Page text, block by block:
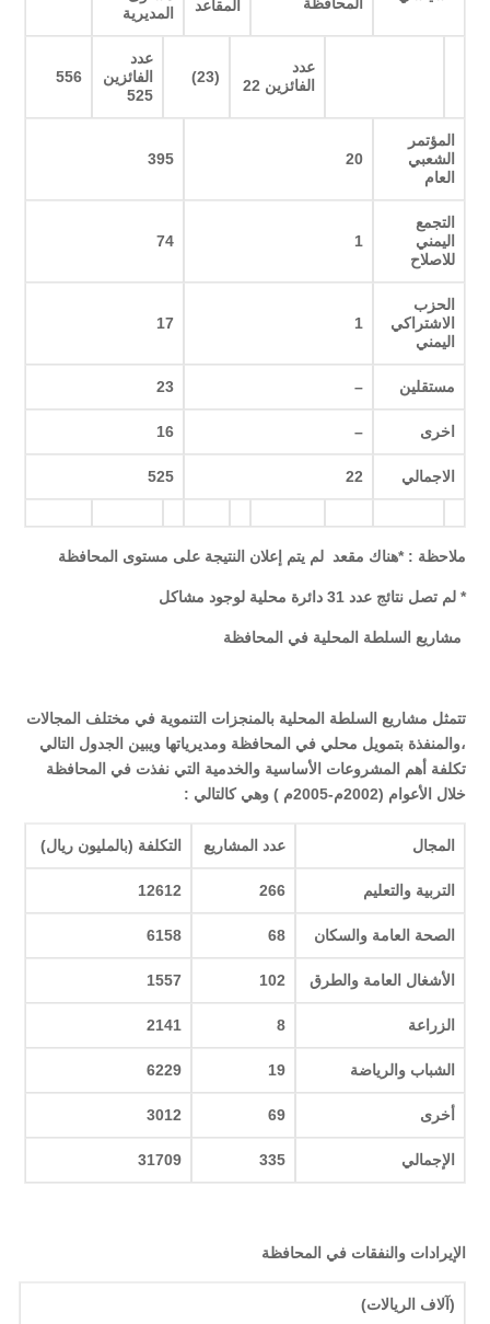
المحافظة المقاعد
المديرية
عدد
الفائزين 22
(23)
عدد
الفائزين
525
556
المؤتمر
الشعبي
العام
20
395
التجمع
اليمني
للاصلاح
1
74
الحزب
الاشتراكي
اليمني
1
17
مستقلين –
23
اخرى –
16
الاجمالي 22
525
ملاحظة : *هناك مقعد لم يتم إعلان النتيجة على مستوى المحافظة
* لم تصل نتائج عدد 31 دائرة محلية لوجود مشاكل
مشاريع السلطة المحلية في المحافظة
تتمثل مشاريع السلطة المحلية بالمنجزات التنموية في مختلف المجالات
،والمنفذة بتمويل محلي في المحافظة ومديرياتها ويبين الجدول التالي
تكلفة أهم المشروعات الأساسية والخدمية التي نفذت في المحافظة
خلال الأعوام (2002م-2005م ) وهي كالتالي :
المجال عدد المشاريع التكلفة (بالمليون ريال)
التربية والتعليم 266
12612
الصحة العامة والسكان 68
6158
الأشغال العامة والطرق 102
1557
الزراعة 8
2141
الشباب والرياضة 19
6229
أخرى 69
3012
الإجمالي 335
31709
الإيرادات والنفقات في المحافظة
(آلاف الريالات)